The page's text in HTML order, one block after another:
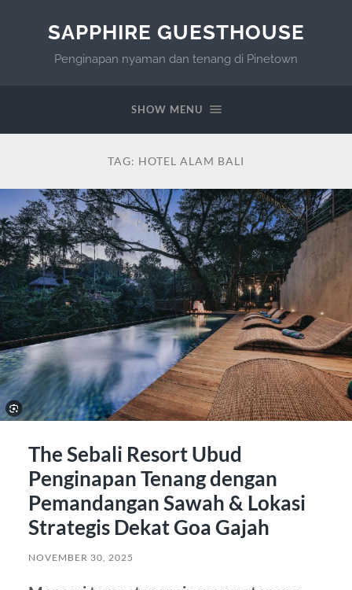
SAPPHIRE GUESTHOUSE
Penginapan nyaman dan tenang di Pinetown
SHOW MENU
TAG: HOTEL ALAM BALI
The Sebali Resort Ubud
Penginapan Tenang dengan
Pemandangan Sawah & Lokasi
Strategis Dekat Goa Gajah
NOVEMBER 30, 2025